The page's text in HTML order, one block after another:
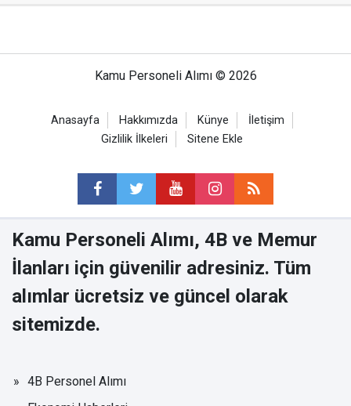
Kamu Personeli Alımı © 2026
Anasayfa Hakkımızda Künye
İletişim
Gizlilik İlkeleri
Sitene Ekle
Kamu Personeli Alımı, 4B ve Memur
İlanları için güvenilir adresiniz. Tüm
alımlar ücretsiz ve güncel olarak
sitemizde.
4B Personel Alımı